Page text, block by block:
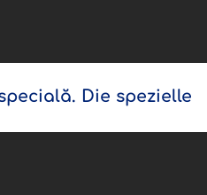
Die spezielle